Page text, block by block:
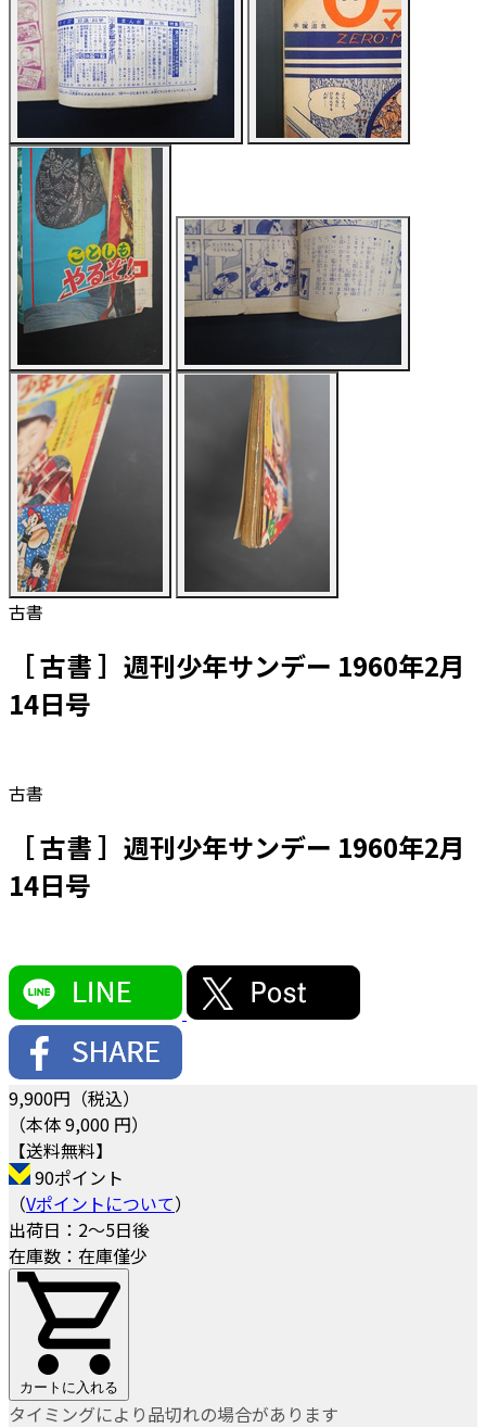
古書
［ 古書 ］週刊少年サンデー 1960年2月
14日号
古書
［ 古書 ］週刊少年サンデー 1960年2月
14日号
9,900円（税込）
（本体 9,000 円）
【送料無料】
90ポイント
（Vポイントについて）
出荷日：2～5日後
在庫数：在庫僅少
カートに入れる
タイミングにより品切れの場合があります